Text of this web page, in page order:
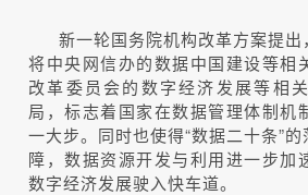
新一轮国务院机构改革方案提出
将中央网信办的数据中国建设等相
改革委员会的数字经济发展等相
局，标志着国家在数据管理体制机
一大步。同时也使得“数据二十条”
障，数据资源开发与利用进一步加
数字经济发展驶入快车道。